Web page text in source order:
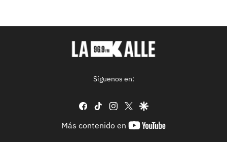
Síguenos en:
facebook
tiktok instagram
twittergoogle
Más contenido en
youtube-